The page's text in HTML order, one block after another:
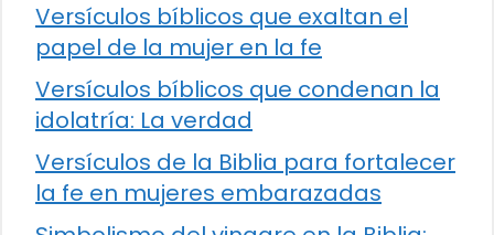
Versículos bíblicos que exaltan el
papel de la mujer en la fe
Versículos bíblicos que condenan la
idolatría: La verdad
Versículos de la Biblia para fortalecer
la fe en mujeres embarazadas